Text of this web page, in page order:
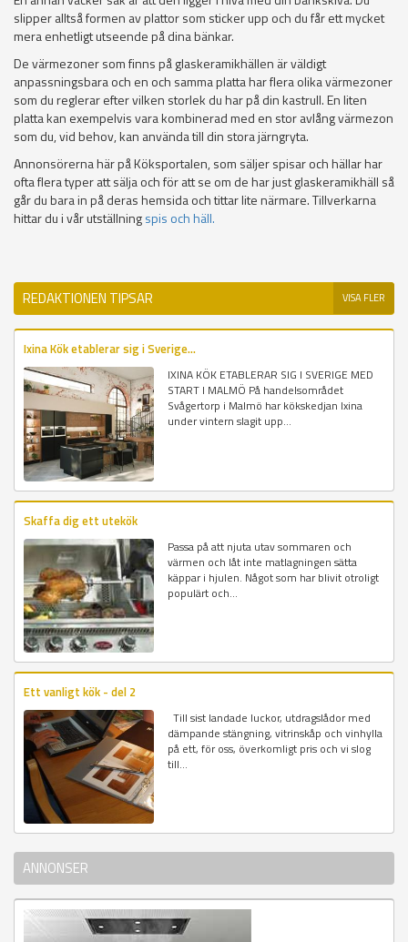
slipper alltså formen av plattor som sticker upp och du får ett mycket
mera enhetligt utseende på dina bänkar.
De värmezoner som finns på glaskeramikhällen är väldigt
anpassningsbara och en och samma platta har flera olika värmezoner
som du reglerar efter vilken storlek du har på din kastrull. En liten
platta kan exempelvis vara kombinerad med en stor avlång värmezon
som du, vid behov, kan använda till din stora järngryta.
Annonsörerna här på Köksportalen, som säljer spisar och hällar har
ofta flera typer att sälja och för att se om de har just glaskeramikhäll så
går du bara in på deras hemsida och tittar lite närmare. Tillverkarna
hittar du i vår utställningspis och häll.
REDAKTIONEN TIPSAR VISA FLER
Ixina Kök etablerar sig i Sverige...
IXINA KÖK ETABLERAR SIG I SVERIGE MED
START I MALMÖ På handelsområdet
Svågertorp i Malmö har kökskedjan Ixina
under vintern slagit upp...
Skaffa dig ett utekök
Passa på att njuta utav sommaren och
värmen och låt inte matlagningen sätta
käppar i hjulen. Något som har blivit otroligt
populärt och...
Ett vanligt kök - del 2
Till sist landade luckor, utdragslådor med
dämpande stängning, vitrinskåp och vinhylla
på ett, för oss, överkomligt pris och vi slog
till...
ANNONSER